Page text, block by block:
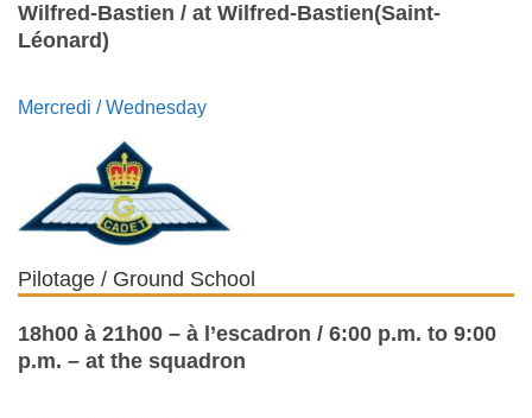
Wilfred-Bastien / at Wilfred-Bastien(Saint-
Léonard)
Mercredi / Wednesday
Pilotage / Ground School
18h00 à 21h00 – à l’escadron / 6:00 p.m. to 9:00
p.m. – at the squadron